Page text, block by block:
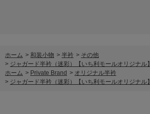
ホーム > 和装小物 > 半衿 > その他
> ジャガード半衿（迷彩）【いち利モールオリジナル】
ホーム > Private Brand > オリジナル半衿
> ジャガード半衿（迷彩）【いち利モールオリジナル】